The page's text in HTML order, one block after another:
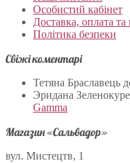
Особистий кабінет
Доставка, оплата
Політика безпеки
Свіжі коментарі
Тетяна Браславець
Эридана
Gamma
Магазин «Сальвадор»
вул. Мистецтв, 1